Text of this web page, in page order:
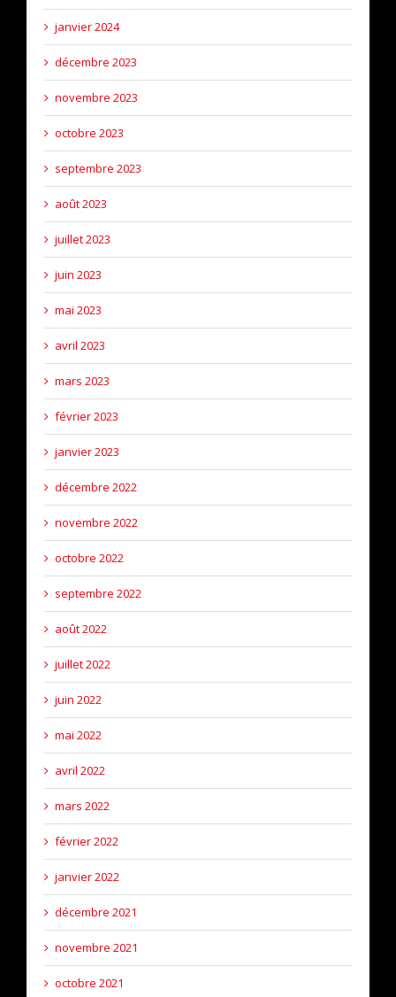
janvier 2024
décembre 2023
novembre 2023
octobre 2023
septembre 2023
août 2023
juillet 2023
juin 2023
mai 2023
avril 2023
mars 2023
février 2023
janvier 2023
décembre 2022
novembre 2022
octobre 2022
septembre 2022
août 2022
juillet 2022
juin 2022
mai 2022
avril 2022
mars 2022
février 2022
janvier 2022
décembre 2021
novembre 2021
octobre 2021